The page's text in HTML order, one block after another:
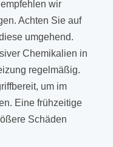
wir
Achten Sie auf
umgehend.
Chemikalien in
regelmäßig.
um im
Eine frühzeitige
Schäden